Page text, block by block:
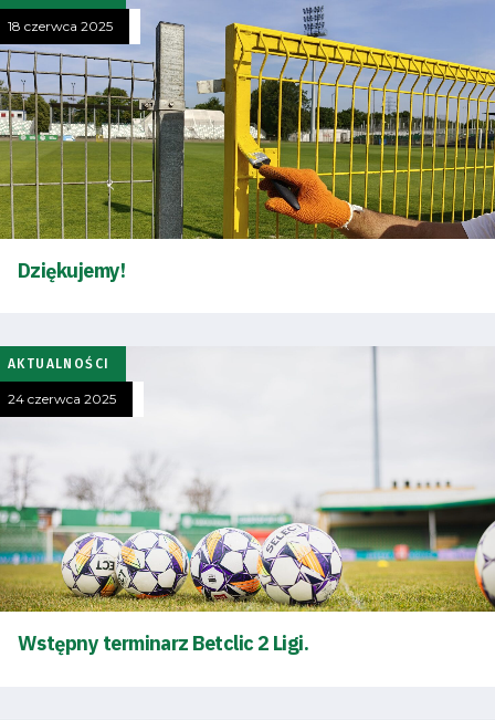
18 czerwca 2025
Dziękujemy!
AKTUALNOŚCI
24 czerwca 2025
Wstępny terminarz Betclic 2 Ligi.